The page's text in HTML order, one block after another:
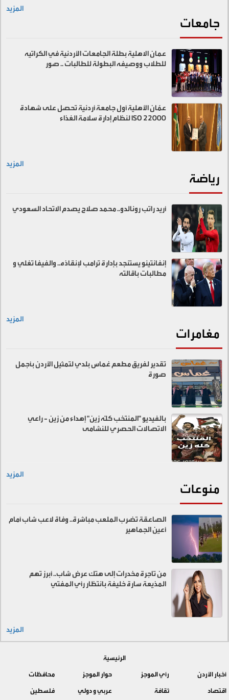
المزيد
جامعات
عمان الاهلية بطلة الجامعات الأردنية في الكراتيه
للطلاب ووصيفه البطولة للطالبات .. صور
عمّان الأهلية أول جامعة أردنية تحصل على شهادة
ISO 22000 لنظام إدارة سلامة الغذاء
المزيد
رياضة
أريد راتب رونالدو.. محمد صلاح يصدم الاتحاد السعودي
إنفانتينو يستنجد بإدارة ترامب لإنقاذه.. والفيفا تغلي و
مطالبات باقالته
المزيد
مغامرات
تقدير لفريق مطعم غماس بلدي لتمثيل الأردن بأجمل
صورة
بالفيديو "المنتخب كلّه زين" إهداء من زين - راعي
الاتصالات الحصري للنشامى
المزيد
منوعات
الصاعقة تضرب الملعب مباشرة.. وفاة لاعب شاب أمام
أعين الجماهير
من تاجرة مخدرات إلى هتك عرض شاب.. أبرز تهم
المذيعة سارة خليفة بانتظار رأي المفتي
المزيد
الرئيسية
أخبار الأردن
رأي الموجز حوار الموجز
محافظات
اقتصاد
ثقافة عربي و دولي فلسطين